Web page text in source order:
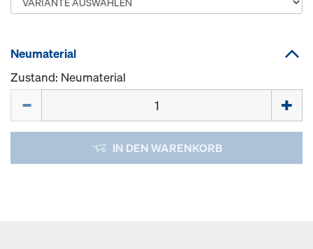
Neumaterial
Zustand: Neumaterial
IN DEN WARENKORB